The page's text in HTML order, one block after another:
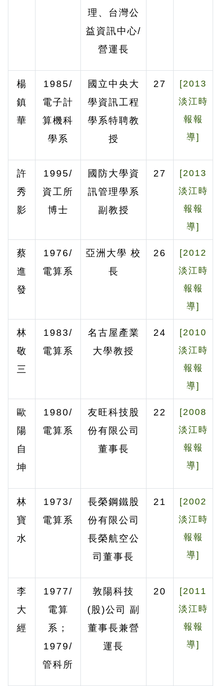
理、台灣公
益資訊中心/
營運長
楊
鎮
華
1985/
電子計
算機科
學系
國立中央大
學資訊工程
學系特聘教
授
27
[2013
淡江時
報報
導]
許
秀
影
1995/
資工所
博士
國防大學資
訊管理學系
副教授
27
[2013
淡江時
報報
導]
蔡
進
發
1976/
電算系
亞洲大學 校
長
26
[2012
淡江時
報報
導]
林
敬
三
1983/
電算系
名古屋產業
大學教授
24
[2010
淡江時
報報
導]
歐
陽
自
坤
1980/
電算系
友旺科技股
份有限公司
董事長
22
[2008
淡江時
報報
導]
林
寶
水
1973/
電算系
長榮鋼鐵股
份有限公司
長榮航空公
司董事長
21
[2002
淡江時
報報
導]
李
大
經
1977/
電算
系；
1979/
管科所
敦陽科技
(股)公司
副
董事長兼營
運長
20
[2011
淡江時
報報
導]